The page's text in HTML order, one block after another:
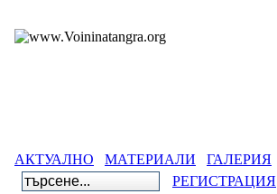
АКТУАЛНО МАТЕРИАЛИ ГАЛЕРИЯ
РЕГИСТРАЦИЯ